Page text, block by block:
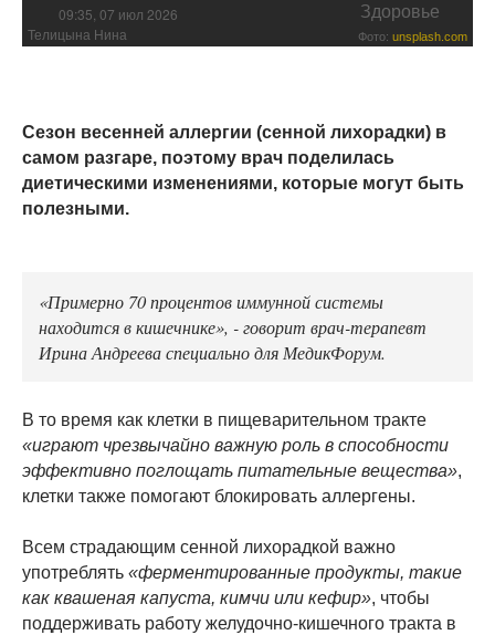
09:35, 07 июл 2026 Здоровье
Телицына Нина Фото: unsplash.com
Сезон весенней аллергии (сенной лихорадки) в
самом разгаре, поэтому врач поделилась
диетическими изменениями, которые могут быть
полезными.
«Примерно 70 процентов иммунной системы
находится в кишечнике», - говорит врач-терапевт
Ирина Андреева специально для МедикФорум.
В то время как клетки в пищеварительном тракте
«играют чрезвычайно важную роль в способности
эффективно поглощать питательные вещества»,
клетки также помогают блокировать аллергены.
Всем страдающим сенной лихорадкой важно
употреблять «ферментированные продукты, такие
как квашеная капуста, кимчи или кефир», чтобы
поддерживать работу желудочно-кишечного тракта в